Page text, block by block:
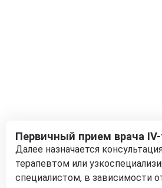
Первичный прием врача IV-
Далее назначается
терапевтом или
специалистом, в зависимости